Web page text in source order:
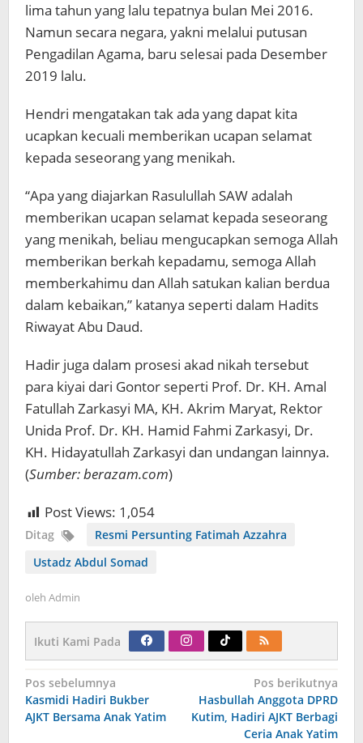
lima tahun yang lalu tepatnya bulan Mei 2016.
Namun secara negara, yakni melalui putusan
Pengadilan Agama, baru selesai pada Desember
2019 lalu.
Hendri mengatakan tak ada yang dapat kita
ucapkan kecuali memberikan ucapan selamat
kepada seseorang yang menikah.
“Apa yang diajarkan Rasulullah SAW adalah
memberikan ucapan selamat kepada seseorang
yang menikah, beliau mengucapkan semoga Allah
memberikan berkah kepadamu, semoga Allah
memberkahimu dan Allah satukan kalian berdua
dalam kebaikan,” katanya seperti dalam Hadits
Riwayat Abu Daud.
Hadir juga dalam prosesi akad nikah tersebut
para kiyai dari Gontor seperti Prof. Dr. KH. Amal
Fatullah Zarkasyi MA, KH. Akrim Maryat, Rektor
Unida Prof. Dr. KH. Hamid Fahmi Zarkasyi, Dr.
KH. Hidayatullah Zarkasyi dan undangan lainnya.
(Sumber: berazam.com)
Post Views: 1,054
Ditag
Resmi Persunting Fatimah Azzahra
Ustadz Abdul Somad
oleh Admin
Ikuti Kami Pada
Navigasi
pos
Pos sebelumnya
Kasmidi Hadiri Bukber
AJKT Bersama Anak Yatim
Pos berikutnya
Hasbullah Anggota DPRD
Kutim, Hadiri AJKT Berbagi
Ceria Anak Yatim